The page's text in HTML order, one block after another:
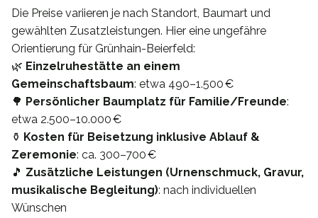
Die Preise variieren je nach Standort, Baumart und
gewählten Zusatzleistungen. Hier eine ungefähre
Orientierung für Grünhain-Beierfeld:
🌿 Einzelruhestätte an einem
Gemeinschaftsbaum: etwa 490–1.500 €
🌳 Persönlicher Baumplatz für Familie/Freunde:
etwa 2.500–10.000 €
⚱️ Kosten für Beisetzung inklusive Ablauf &
Zeremonie: ca. 300–700 €
🎵 Zusätzliche Leistungen (Urnenschmuck, Gravur,
musikalische Begleitung): nach individuellen
Wünschen